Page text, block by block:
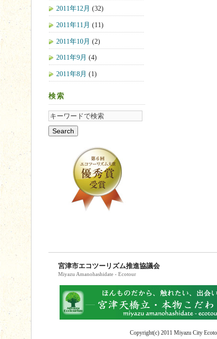
2011年12月 (32)
2011年11月 (11)
2011年10月 (2)
2011年9月 (4)
2011年8月 (1)
検索
宮津市エコツーリズム推進協議会
Miyazu Amanohashidate - Ecotour
Copyright(c) 2011 Miyazu City